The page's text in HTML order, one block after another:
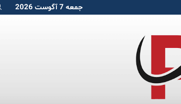
جمعه 7 آگوست 2026